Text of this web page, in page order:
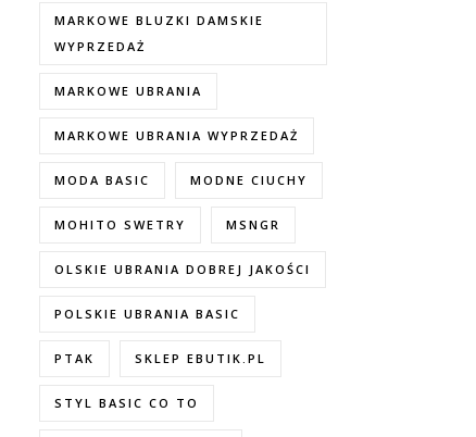
MARKOWE BLUZKI DAMSKIE
WYPRZEDAŻ
MARKOWE UBRANIA
MARKOWE UBRANIA WYPRZEDAŻ
MODA BASIC MODNE CIUCHY
MOHITO SWETRY MSNGR
OLSKIE UBRANIA DOBREJ JAKOŚCI
POLSKIE UBRANIA BASIC
PTAK SKLEP EBUTIK.PL
STYL BASIC CO TO